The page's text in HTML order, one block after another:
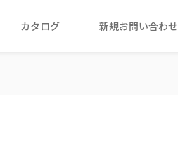
カタログ 新規お問い合わせ